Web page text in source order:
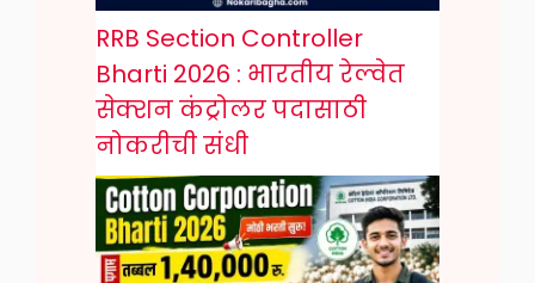
RRB Section Controller
Bharti 2026 : भारतीय रेल्वेत
सेक्शन कंट्रोलर पदासाठी
नोकरीची संधी